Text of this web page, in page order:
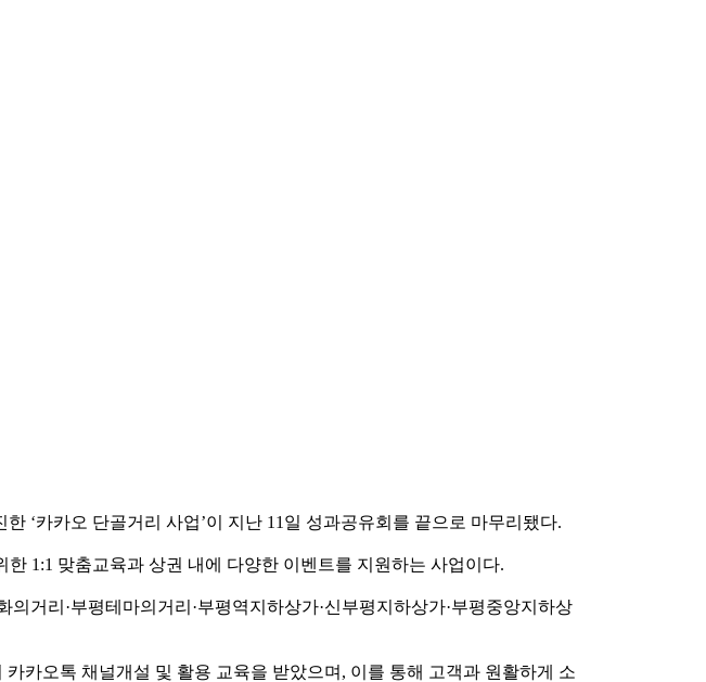
‘카카오 단골거리 사업’이 지난 11일 성과공유회를 끝으로 마무리됐다.
1:1 맞춤교육과 상권 내에 다양한 이벤트를 지원하는 사업이다.
거리·부평테마의거리·부평역지하상가·신부평지하상가·부평중앙지하상
카오톡 채널개설 및 활용 교육을 받았으며, 이를 통해 고객과 원활하게 소